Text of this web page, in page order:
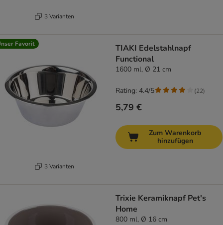
3 Varianten
Favorit
3 Varianten
TIAKI Edelstahlnapf
Functional
1600 ml, Ø 21 cm
5,79 €
Rating: 4.4/5 (22)
Zum Warenkorb
hinzufügen
Trixie Keramiknapf Pet's
Home
800 ml, Ø 16 cm